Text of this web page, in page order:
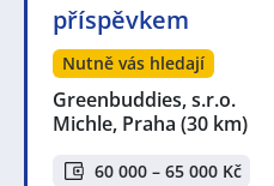
příspěvkem
Nutně vás hledají
Greenbuddies, s.r.o.
Michle, Praha (30 km)
60 000 – 65 000 Kč